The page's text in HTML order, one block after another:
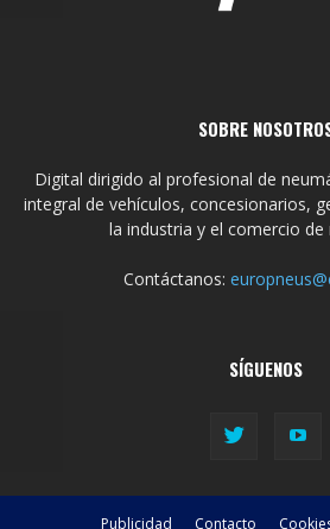
SOBRE
Digital dirigido al profesional de
integral de vehículos, concesionarios,
la industria y el comercio de
Contáctanos:
SÍGUENOS
Publicidad Contacto